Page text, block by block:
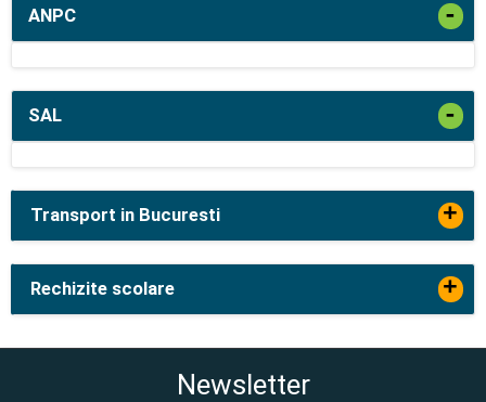
ANPC -
SAL -
Transport in Bucuresti +
Rechizite scolare +
Newsletter